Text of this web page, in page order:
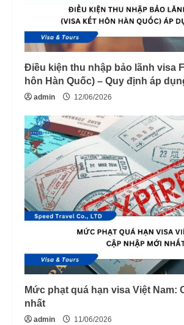
Điều kiện thu nhập bảo lãnh visa
hôn Hàn Quốc) – Quy định áp
admin 12/06/2026
Mức phạt quá hạn visa Việt Nam:
nhất
admin 11/06/2026